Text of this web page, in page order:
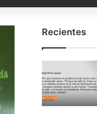
Recientes